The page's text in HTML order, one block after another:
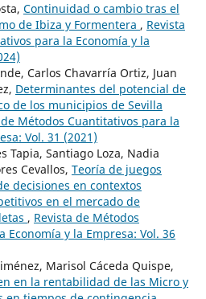
Continuidad o cambio tras el
de Ibiza y Formentera , Revista
para la Economía y la
Carlos Chavarría Ortiz, Juan
Determinantes del potencial de
de los municipios de Sevilla
Métodos Cuantitativos para la
Vol. 31 (2021)
Tapia, Santiago Loza, Nadia
Cevallos, Teoría de juegos
decisiones en contextos
en el mercado de
, Revista de Métodos
Economía y la Empresa: Vol. 36
Marisol Cáceda Quispe,
en la rentabilidad de las Micro y